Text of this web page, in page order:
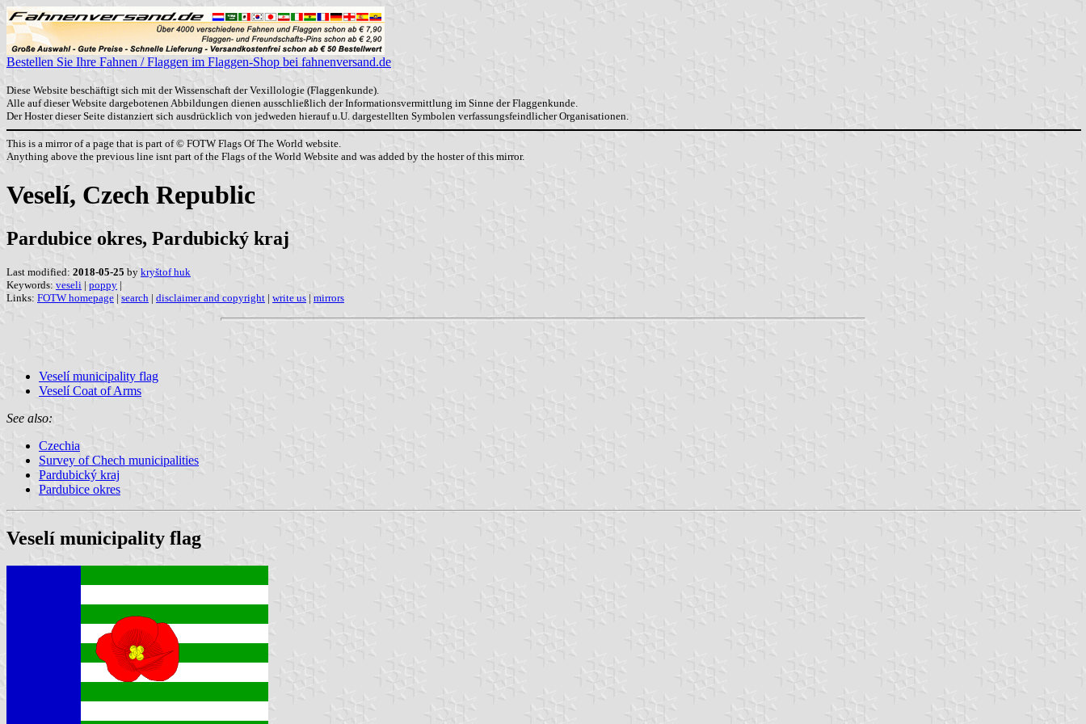
Bestellen Sie Ihre Fahnen / Flaggen im Flaggen-Shop bei fahnenversand.de
Diese Website beschäftigt sich mit der Wissenschaft der Vexillologie (Flaggenkunde).
Alle auf dieser Website dargebotenen Abbildungen dienen ausschließlich der Informationsvermittlung im Sinne der Flaggenkunde.
Der Hoster dieser Seite distanziert sich ausdrücklich von jedweden hierauf u.U. dargestellten Symbolen verfassungsfeindlicher Organisationen.
This is a mirror of a page that is part of © FOTW Flags Of The World website.
Anything above the previous line isnt part of the Flags of the World Website and was added by the hoster of this mirror.
Veselí, Czech Republic
Pardubice okres, Pardubický kraj
Last modified: 2018-05-25 by kryštof huk
Keywords: veseli | poppy |
Links: FOTW homepage | search | disclaimer and copyright | write us | mirrors
Veselí municipality flag
Veselí Coat of Arms
See also:
Czechia
Survey of Chech municipalities
Pardubický kraj
Pardubice okres
Veselí municipality flag